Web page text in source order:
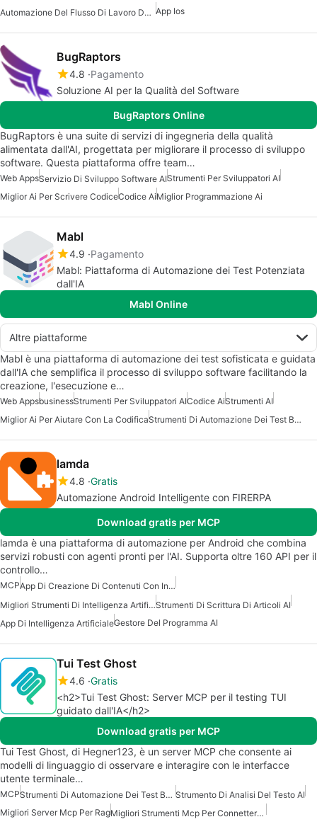
Automazione Del Flusso Di Lavoro Del Server Mcp App Ios
BugRaptors
4.8 Pagamento
Soluzione AI per la Qualità del Software
BugRaptors Online
BugRaptors è una suite di servizi di ingegneria della qualità
alimentata dall'AI, progettata per migliorare il processo di sviluppo
software. Questa piattaforma offre team…
Web AppsServizio Di Sviluppo Software AIStrumenti Per Sviluppatori AI
Miglior Ai Per Scrivere CodiceCodice AiMiglior Programmazione Ai
Mabl
4.9 Pagamento
Mabl: Piattaforma di Automazione dei Test Potenziata
dall'IA
Mabl Online
Altre piattaforme
Mabl è una piattaforma di automazione dei test sofisticata e guidata
dall'IA che semplifica il processo di sviluppo software facilitando la
creazione, l'esecuzione e…
Web AppsbusinessStrumenti Per Sviluppatori AICodice AiStrumenti AI
Miglior Ai Per Aiutare Con La Codifica
Strumenti Di Automazione Dei Test Basati Su AI
lamda
4.8 Gratis
Automazione Android Intelligente con FIRERPA
Download gratis per MCP
lamda è una piattaforma di automazione per Android che combina
servizi robusti con agenti pronti per l'AI. Supporta oltre 160 API per il
controllo…
MCP
App Di Creazione Di Contenuti Con Intelligenza Artificiale
Migliori Strumenti Di Intelligenza Artificiale Per ScrittoriStrumenti Di Scrittura Di Articoli AI
App Di Intelligenza ArtificialeGestore Del Programma AI
Tui Test Ghost
4.6 Gratis
<h2>Tui Test Ghost: Server MCP per il testing TUI
guidato dall'IA</h2>
Download gratis per MCP
Tui Test Ghost, di Hegner123, è un server MCP che consente ai
modelli di linguaggio di osservare e interagire con le interfacce
utente terminale…
MCP Strumenti Di Automazione Dei Test Basati Su AI Strumento Di Analisi Del Testo AI
Migliori Server Mcp Per Rag
Migliori Strumenti Mcp Per Connettersi Ai Dati